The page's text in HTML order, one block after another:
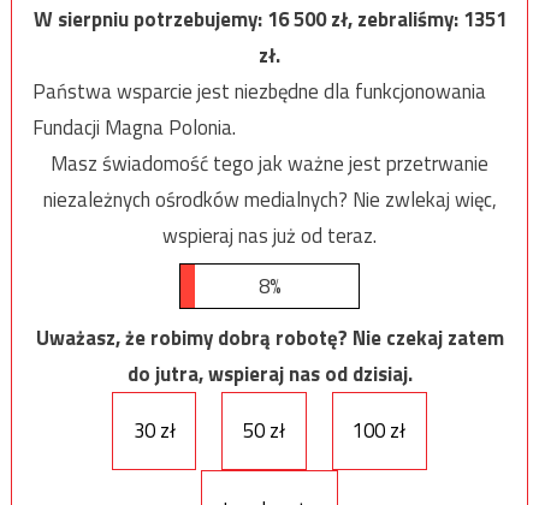
W sierpniu potrzebujemy:16 500zł, zebraliśmy:1351
zł.
Państwa wsparcie jest niezbędne dla funkcjonowania
Fundacji Magna Polonia.
Masz świadomość tego jak ważne jest przetrwanie
niezależnych ośrodków medialnych? Nie zwlekaj więc,
wspieraj nas już od teraz.
8%
Uważasz, że robimy dobrą robotę? Nie czekaj zatem
do jutra, wspieraj nas od dzisiaj.
30 zł
50 zł 100 zł